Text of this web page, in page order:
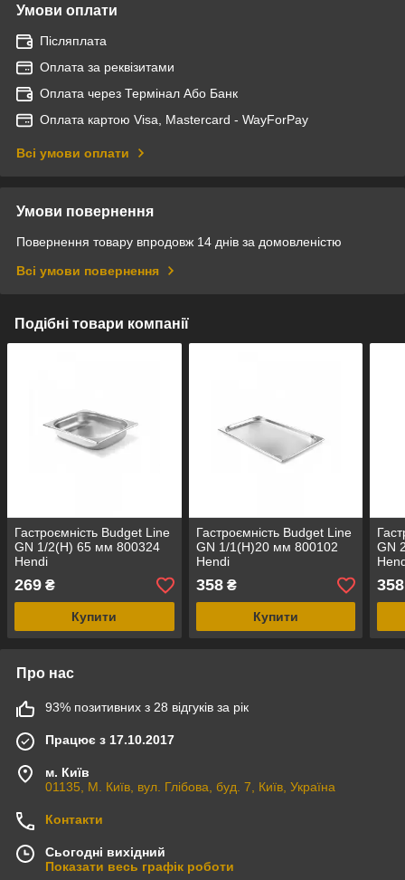
Умови оплати
Післяплата
Оплата за реквізитами
Оплата через Термінал Або Банк
Оплата картою Visa, Mastercard - WayForPay
Всі умови оплати
Умови повернення
Повернення товару впродовж 14 днів за домовленістю
Всі умови повернення
Подібні товари компанії
Гастроємність Budget Line
GN 1/2(H) 65 мм 800324
Hendi
269 ₴
Купити
Гастроємність Budget Line
GN 1/1(H)20 мм 800102
Hendi
358₴
Купити
GN
358
Про нас
93% позитивних з 28 відгуків за рік
Працює з 17.10.2017
м. Київ
01135, М. Київ, вул. Глібова, буд. 7, Київ, Україна
Контакти
Сьогодні вихідний
Показати весь графік роботи